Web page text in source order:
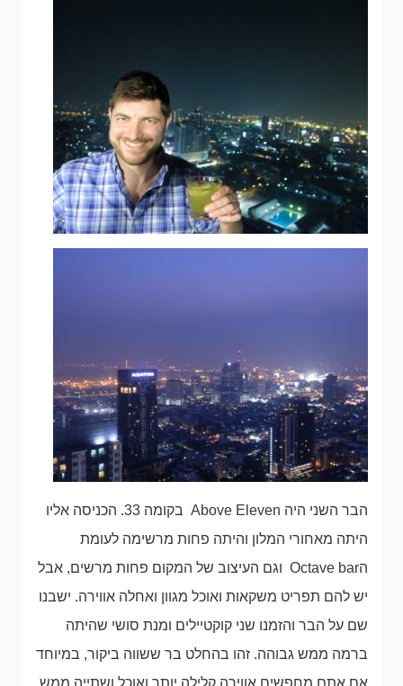
הבר השני היה Above Eleven בקומה 33. הכניסה אליו
היתה מאחורי המלון והיתה פחות מרשימה לעומת
הOctave bar וגם העיצוב של המקום פחות מרשים, אבל
יש להם תפריט משקאות ואוכל מגוון ואחלה אווירה. ישבנו
שם על הבר והזמנו שני קוקטיילים ומנת סושי שהיתה
ברמה ממש גבוהה. זהו בהחלט בר ששווה ביקור, במיוחד
אם אתם מחפשים אווירה קלילה יותר ואוכל ושתייה ממש